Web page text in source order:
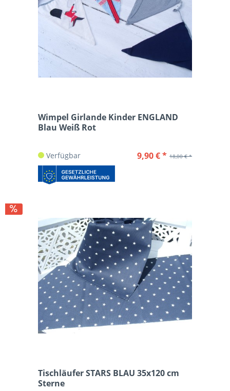
Wimpel Girlande Kinder ENGLAND
Blau Weiß Rot
Verfügbar 18,00 € *
9,90 € *
Tischläufer STARS BLAU 35x120 cm
Sterne